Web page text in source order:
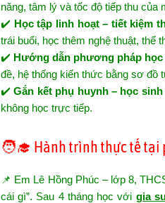
năng, tâm lý và tốc độ tiếp thu của
✔️ Học tập linh hoạt – tiết kiệm
trái buổi, học thêm nghệ thuật, thể
✔️ Hướng dẫn phương pháp
đề, hệ thống kiến thức bằng sơ đồ
✔️Gắn kết phụ huynh – học
không học trực tiếp.
🧑‍🎓 Hành trình thực tế tại
📌 Em Lê Hồng Phúc – lớp 8,
cái gì”. Sau 4 tháng học với gia